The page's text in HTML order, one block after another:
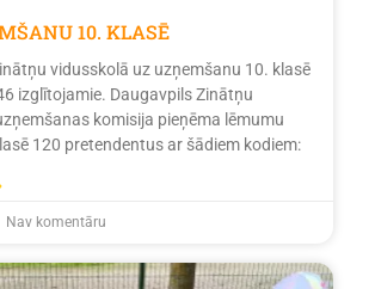
10. KLASĒ
vidusskolā uz uzņemšanu 10. klasē
izglītojamie. Daugavpils Zinātņu
komisija pieņēma lēmumu
120 pretendentus ar šādiem kodiem:
Nav komentāru